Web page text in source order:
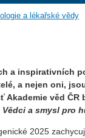
a lékařské vědy
a inspirativních
a nejen oni,
Akademie věd
Vědci a smysl pro
2025